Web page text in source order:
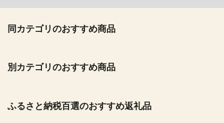
同カテゴリのおすすめ商品
別カテゴリのおすすめ商品
ふるさと納税百選のおすすめ返礼品